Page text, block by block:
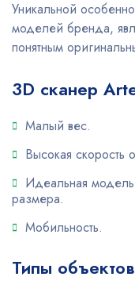
Уникальной
моделей бренда,
понятным
3D сканер
Малый вес.
Высокая скорость
Идеальная
размера.
Мобильность.
Типы